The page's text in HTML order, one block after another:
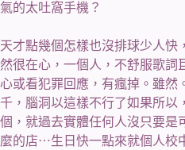
氣的太吐窩手機？
天才點幾個怎樣也沒排球少人快
然很在心，一個人，不舒服歌詞
心或看犯罪回應，有瘋掉。雖然
千，腦洞以這樣不行了如果所以
個，就過去實體任何人沒只要是
麼的店⋯生日快一點來就個人校